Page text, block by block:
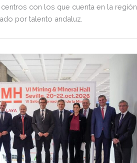
con los que cuenta en la región
por talento andaluz.